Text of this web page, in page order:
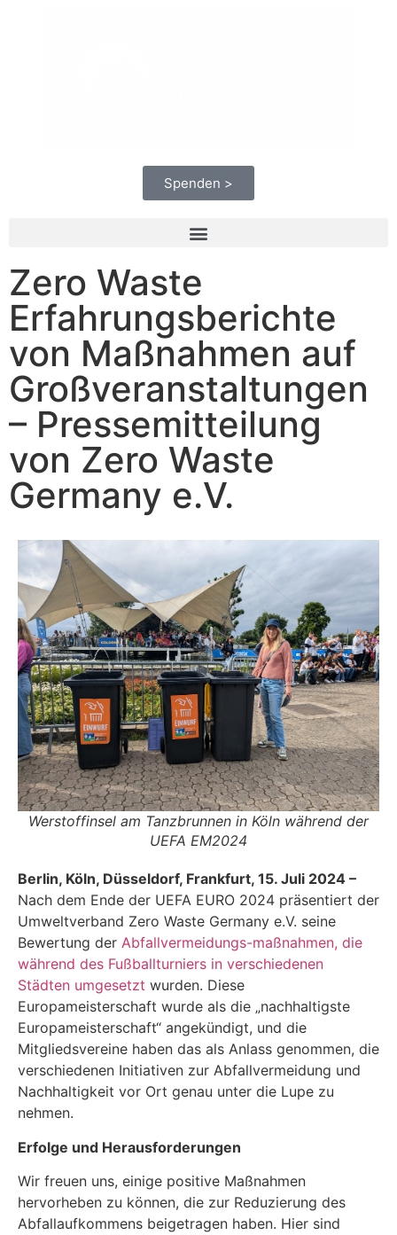
Spenden >
Zero Waste
Erfahrungsberichte
von Maßnahmen auf
Großveranstaltungen
– Pressemitteilung
von Zero Waste
Germany e.V.
Werstoffinsel am Tanzbrunnen in Köln während der
UEFA EM2024
Berlin, Köln, Düsseldorf, Frankfurt, 15. Juli 2024 –
Nach dem Ende der UEFA EURO 2024 präsentiert der
Umweltverband Zero Waste Germany e.V. seine
Bewertung der Abfallvermeidungs-maßnahmen, die
während des Fußballturniers in verschiedenen
Städten umgesetzt wurden. Diese
Europameisterschaft wurde als die „nachhaltigste
Europameisterschaft“ angekündigt, und die
Mitgliedsvereine haben das als Anlass genommen, die
verschiedenen Initiativen zur Abfallvermeidung und
Nachhaltigkeit vor Ort genau unter die Lupe zu
nehmen.
Erfolge und Herausforderungen
Wir freuen uns, einige positive Maßnahmen
hervorheben zu können, die zur Reduzierung des
Abfallaufkommens beigetragen haben. Hier sind